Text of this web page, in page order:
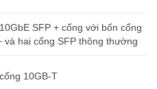
SFP + cổng với bốn cổng
và hai cổng SFP thông thường
10GB-T